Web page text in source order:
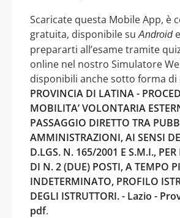
Scaricate questa Mobile App, è
gratuita, disponibile suAndroide
prepararti all’esame tramite
online nel nostro Simulatore
disponibili anche sotto forma di
PROVINCIA DI LATINA -
MOBILITA’ VOLONTARIA
PASSAGGIO DIRETTO TRA
AMMINISTRAZIONI, AI SENSI
D.LGS. N. 165/2001 E S.M.I., PER
DI N. 2 (DUE) POSTI, A TEMPO
INDETERMINATO, PROFILO
DEGLI ISTRUTTORI. - Lazio -
pdf.